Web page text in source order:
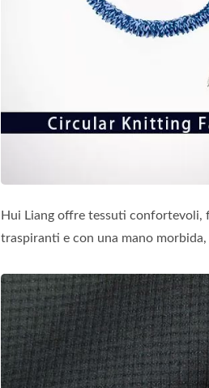
Hui Liang offre tessuti confortevoli,
traspiranti e con una mano